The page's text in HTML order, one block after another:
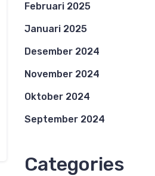
Februari 2025
Januari 2025
Desember 2024
November 2024
Oktober 2024
September 2024
Categories